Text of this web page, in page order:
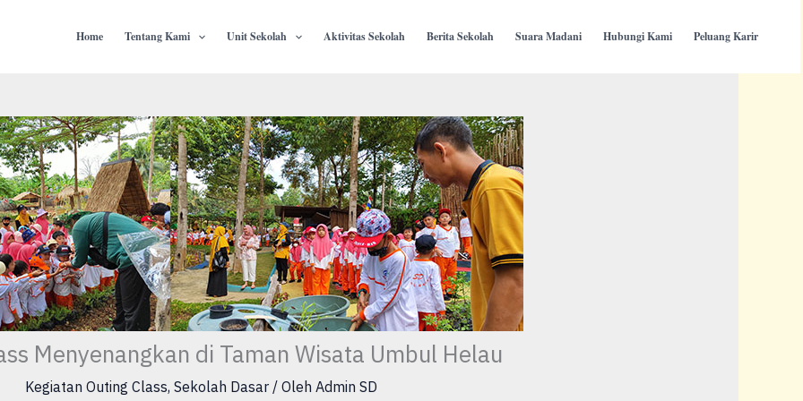
Home Tentang Kami Unit Sekolah Aktivitas Sekolah Berita Sekolah Suara Madani Hubungi Kami Peluang Karir
Menyenangkan di Taman Wisata Umbul Helau
Kegiatan Outing Class, Sekolah Dasar/ Oleh Admin SD